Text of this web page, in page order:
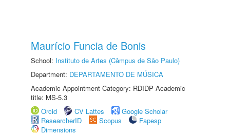
Maurício Funcia de Bonis
School: Instituto de Artes (Câmpus de São Paulo)
Department: DEPARTAMENTO DE MÚSICA
Academic Appointment Category: RDIDP Academic
title: MS-5.3
Orcid
CV Lattes
Google Scholar
ResearcherID
Scopus
Fapesp
Dimensions